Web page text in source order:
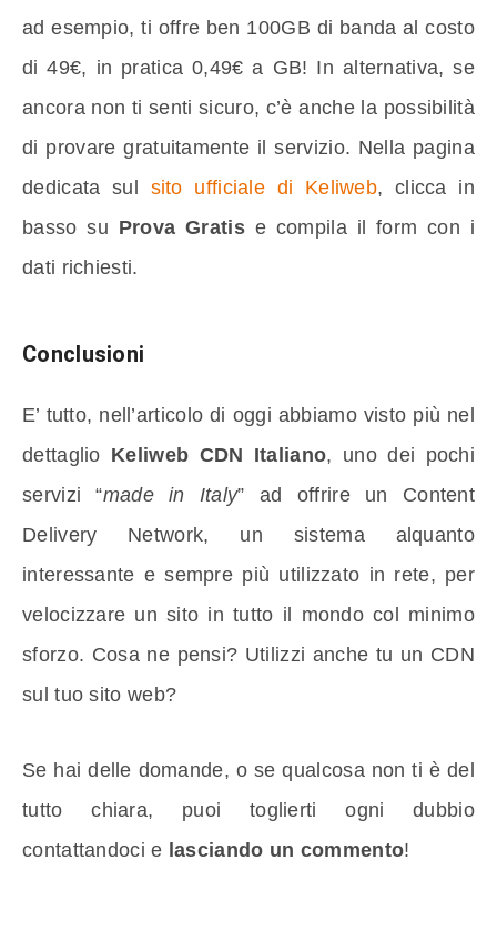
ad esempio, ti offre ben 100GB di banda al costo
di 49€, in pratica 0,49€ a GB! In alternativa, se
ancora non ti senti sicuro, c’è anche la possibilità
di provare gratuitamente il servizio. Nella pagina
dedicata sul sito ufficiale di Keliweb, clicca in
basso su Prova Gratise compila il form con i
dati richiesti.
Conclusioni
E’ tutto, nell’articolo di oggi abbiamo visto più nel
dettaglio Keliweb CDN Italiano, uno dei pochi
servizi “made in Italy” ad offrire un Content
Delivery Network, un sistema alquanto
interessante e sempre più utilizzato in rete, per
velocizzare un sito in tutto il mondo col minimo
sforzo. Cosa ne pensi? Utilizzi anche tu un CDN
sul tuo sito web?
Se hai delle domande, o se qualcosa non ti è del
tutto chiara, puoi toglierti ogni dubbio
contattandoci e lasciando un commento!